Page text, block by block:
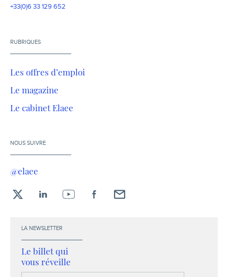
+33(0)6 33 129 652
RUBRIQUES
Les offres d’emploi
Le magazine
Le cabinet Elaee
NOUS SUIVRE
@elaee
LA NEWSLETTER
Le billet qui
vous réveille